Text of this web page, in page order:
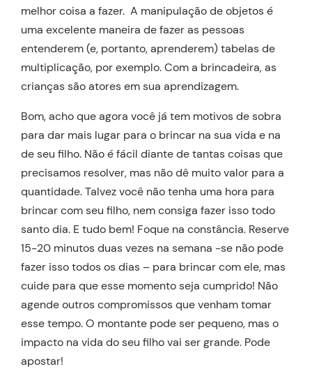
melhor coisa a fazer. A manipulação de objetos é
uma excelente maneira de fazer as pessoas
entenderem (e, portanto, aprenderem) tabelas de
multiplicação, por exemplo. Com a brincadeira, as
crianças são atores em sua aprendizagem.
Bom, acho que agora você já tem motivos de sobra
para dar mais lugar para o brincar na sua vida e na
de seu filho. Não é fácil diante de tantas coisas que
precisamos resolver, mas não dê muito valor para a
quantidade. Talvez você não tenha uma hora para
brincar com seu filho, nem consiga fazer isso todo
santo dia. E tudo bem! Foque na constância. Reserve
15-20 minutos duas vezes na semana -se não pode
fazer isso todos os dias – para brincar com ele, mas
cuide para que esse momento seja cumprido! Não
agende outros compromissos que venham tomar
esse tempo. O montante pode ser pequeno, mas o
impacto na vida do seu filho vai ser grande. Pode
apostar!